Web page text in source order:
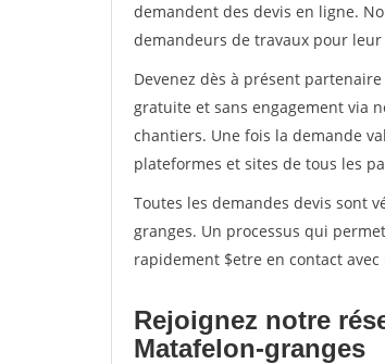
demandent des devis en ligne.
demandeurs de travaux pour leur
Devenez dès à présent
gratuite et sans engagement via
chantiers. Une fois la demande
plateformes et sites de tous les
Toutes les demandes devis sont
granges. Un processus qui
rapidement $etre en contact
Rejoignez notre
Matafelon-granges